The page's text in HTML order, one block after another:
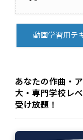
動画学習用テ
あなたの作曲・
大・専門学校レ
受け放題！